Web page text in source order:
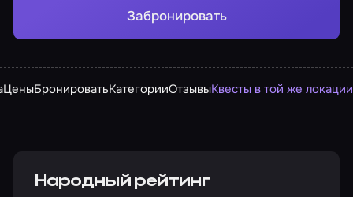
Забронировать
ЦеныБронироватьКатегорииОтзывыКвесты в той же локации
Народный рейтинг